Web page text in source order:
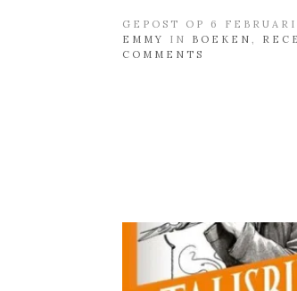
GEPOST OP 6
EMMY
IN BOEKEN ,
COMMENTS